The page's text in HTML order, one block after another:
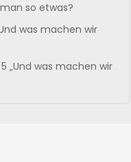
so etwas?
was machen wir
„Und was machen wir